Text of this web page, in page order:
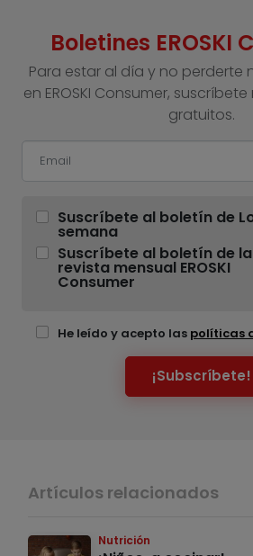
Boletines EROSKI
Para estar al día y no perderte
en EROSKI Consumer,
gratuitos.
Suscríbete al boletín de
semana
Suscríbete al boletín de la
revista mensual EROSKI
Consumer
He leído y acepto las políticas
¡Subscríbete!
Artículos relacionados
Nutrición